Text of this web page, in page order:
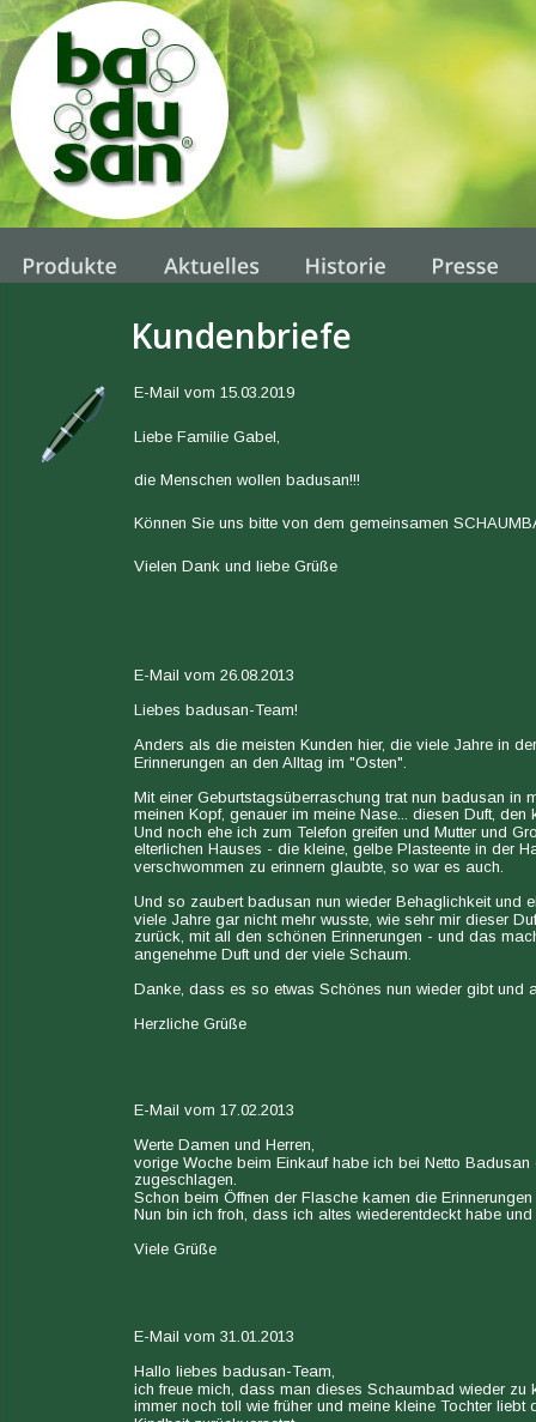
E-Mail vom 26.08.2013
Liebes badusan-Team!
Anders als die meisten Kunden hier, die viele Jahre in
Erinnerungen an den Alltag im "Osten".
Mit einer Geburtstagsüberraschung trat nun badusan
meinen Kopf, genauer im meine Nase... diesen Duft,
Und noch ehe ich zum Telefon greifen und Mutter und
elterlichen Hauses - die kleine, gelbe Plasteente in der
verschwommen zu erinnern glaubte, so war es auch.
Und so zaubert badusan nun wieder Behaglichkeit
viele Jahre gar nicht mehr wusste, wie sehr mir dieser
zurück, mit all den schönen Erinnerungen - und das
angenehme Duft und der viele Schaum.
Danke, dass es so etwas Schönes nun wieder gibt und
Herzliche Grüße
E-Mail vom 17.02.2013
Werte Damen und Herren,
vorige Woche beim Einkauf habe ich bei Netto
zugeschlagen.
Schon beim Öffnen der Flasche kamen die
Nun bin ich froh, dass ich altes wiederentdeckt habe
Viele Grüße
E-Mail vom 31.01.2013
Hallo liebes badusan-Team,
ich freue mich, dass man dieses Schaumbad wieder
immer noch toll wie früher und meine kleine Tochter
Kundenbriefe
E-Mail vom 15.03.2019
Liebe Familie Gabel,
die Menschen wollen badusan!!!
Können Sie uns bitte von dem gemeinsamen
Vielen Dank und liebe Grüße